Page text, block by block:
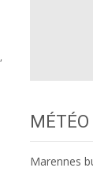
,
MÉTÉO
Marennes